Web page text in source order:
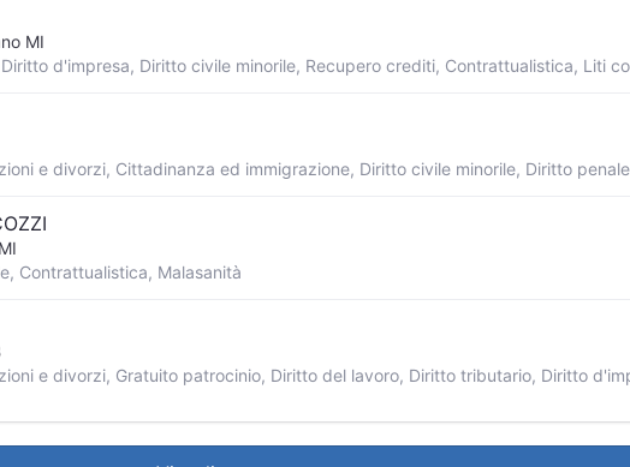
MI
Contrattualistica, Malasanità